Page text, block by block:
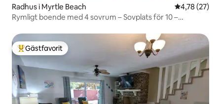
Radhus i Myrtle Beach 4,78 av 5 i
4,78 (27)
Rymligt boende med 4 sovrum – Sovplats för 10 –
Populär gästfavorit
Gästfavorit